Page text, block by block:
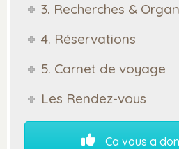
3. Recherches &
4. Réservations
5. Carnet de voyage
Les Rendez-vous
Ca vous a